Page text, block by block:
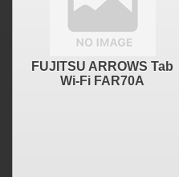
FUJITSU ARROWS Tab
Wi-Fi FAR70A